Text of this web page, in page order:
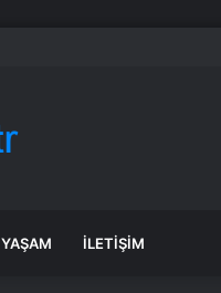
YAŞAM İLETIŞIM